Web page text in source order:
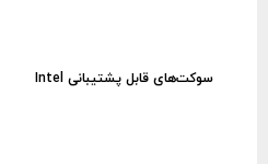
سوکت‌های قابل پشتیبانی Intel